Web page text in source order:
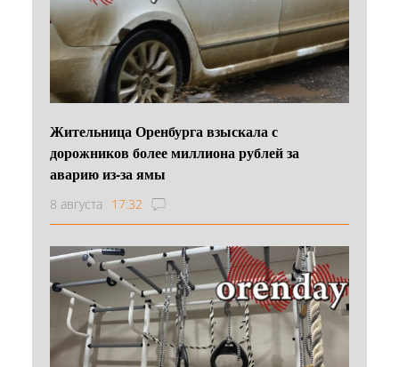
Жительница Оренбурга взыскала с
дорожников более миллиона рублей за
аварию из-за ямы
8 августа 17:32